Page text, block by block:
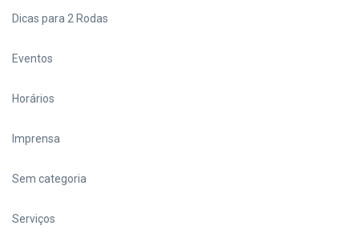
Dicas para 2 Rodas
Eventos
Horários
Imprensa
Sem categoria
Serviços